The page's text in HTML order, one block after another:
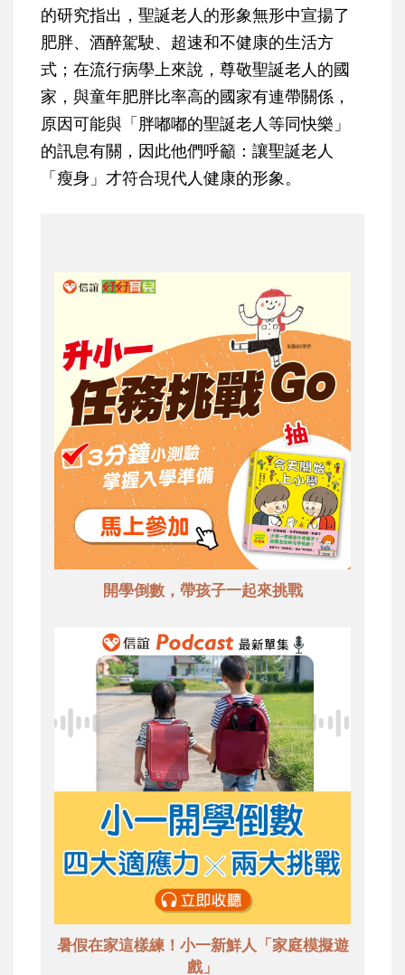
的研究指出，聖誕老人的形象無形中宣揚了
肥胖、酒醉駕駛、超速和不健康的生活方
式；在流行病學上來說，尊敬聖誕老人的國
家，與童年肥胖比率高的國家有連帶關係，
原因可能與「胖嘟嘟的聖誕老人等同快樂」
的訊息有關，因此他們呼籲：讓聖誕老人
「瘦身」才符合現代人健康的形象。
開學倒數，帶孩子一起來挑戰
暑假在家這樣練！小一新鮮人「家庭模擬遊
戲」